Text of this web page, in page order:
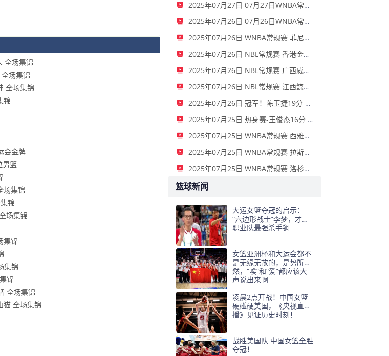
全场集锦
场集锦
全场集锦
锦
会金牌
男篮
场集锦
锦
场集锦
集锦
集锦
锦
全场集锦
猫 全场集锦
2025年07月27日 07月27日WNBA常规赛 洛杉矶火花101-99纽约自由人 全场集锦
2025年07月26日 07月26日WNBA常规赛 达拉斯飞翼 76 - 86 金州女武神 全场集锦
2025年07月26日 WNBA常规赛 菲尼克斯水星 76 - 89 纽约自由人 全场集锦
2025年07月26日 NBL常规赛 香港金牛 115 - 88 盐南苏科雄狮 全场集锦
2025年07月26日 NBL常规赛 广西威壮 112 - 95 湖北文旅 全场集锦
2025年07月26日 NBL常规赛 江西鲸裕清酒 87 - 91 长沙勇胜 全场集锦
2025年07月26日 冠军！陈玉捷19分 中国大学生女篮力克美国队勇夺大运会金牌
2025年07月25日 热身赛-王俊杰16分 程帅澎13分 中国男篮再胜委内瑞拉男篮
2025年07月25日 WNBA常规赛 西雅图风暴 95 - 57 芝加哥天空 全场集锦
2025年07月25日 WNBA常规赛 拉斯维加斯王牌 70 - 80 印第安纳狂热 全场集锦
2025年07月25日 WNBA常规赛 洛杉矶火花 101 - 86 康涅狄格太阳 全场集锦
篮球新闻
大运女篮夺冠的启示：
“六边形战士”李梦，才是
职业队最强杀手锏
女篮亚洲杯和大运会都不
是无缘无故的，是势所必
然，“唉”和“爱”都应该大
声说出来啊
凌晨2点开战！中国女篮
硬碰硬美国，《央视直
播》见证历史时刻！
战胜美国队 中国女篮全胜
夺冠！